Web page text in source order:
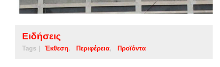
Ειδήσεις
Tags | Έκθεση Περιφέρεια Προϊόντα